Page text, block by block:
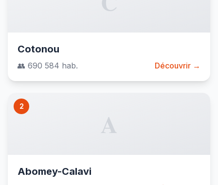
Cotonou
👥 690 584 hab. Découvrir →
2
A
Abomey-Calavi